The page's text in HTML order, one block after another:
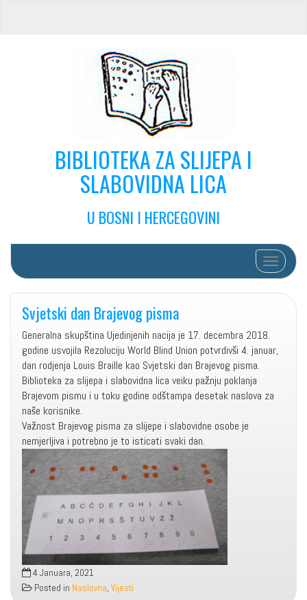
BIBLIOTEKA ZA SLIJEPA I
SLABOVIDNA LICA
U BOSNI I HERCEGOVINI
Toggle
Svjetski dan Brajevog pisma
Generalna skupština Ujedinjenih nacija je 17. decembra 2018.
godine usvojila Rezoluciju World Blind Union potvrdivši 4. januar,
dan rodjenja Louis Braille kao Svjetski dan Brajevog pisma.
Biblioteka za slijepa i slabovidna lica veiku pažnju poklanja
Brajevom pismu i u toku godine odštampa desetak naslova za
naše korisnike.
Važnost Brajevog pisma za slijepe i slabovidne osobe je
nemjerljiva i potrebno je to isticati svaki dan.
4 Januara, 2021
Posted in Naslovna, Vijesti